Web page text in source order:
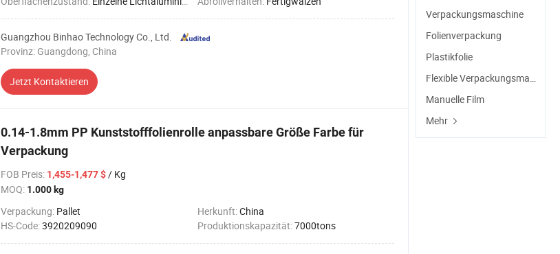
Guangzhou Binhao Technology Co., Ltd.
Provinz: Guangdong, China
Jetzt Kontaktieren
0.14-1.8mm PP Kunststofffolienrolle anpassbare Größe Farbe für
Verpackung
FOB Preis: 1,455-1,477 $/ Kg
MOQ: 1.000 kg
Verpackung: Pallet Herkunft:China
HS-Code:3920209090 Produktionskapazität:7000tons
Verpackungsmaschine
Folienverpackung
Plastikfolie
Flexible Verpackungsmaterialien
Manuelle Film
Mehr